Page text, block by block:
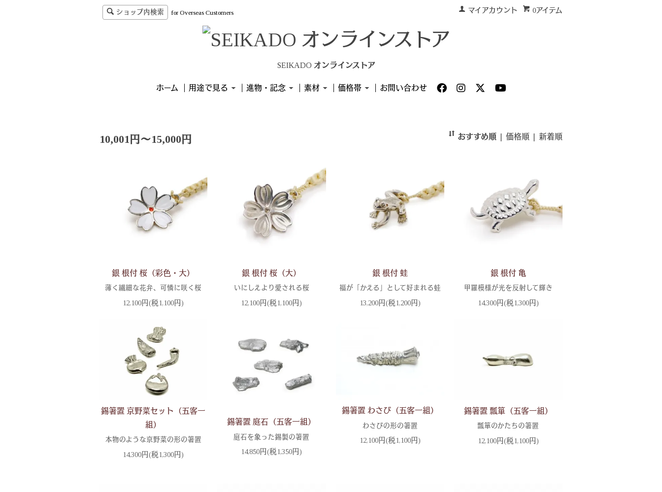
0アイテム
マイアカウント
ショップ内検索 for Overseas Customers
SEIKADO オンラインストア
ホーム 用途で見る 進物・記念 素材 価格帯 お問い合わせ
10,001円～15,000円 おすすめ順 価格順 新着順
銀 根付 桜（彩色・大）
薄く繊細な花弁、可憐に咲く桜
12,100円(税1,100円)
銀 根付 桜（大）
いにしえより愛される桜
12,100円(税1,100円)
銀 根付 蛙
福が「かえる」として好まれる蛙
13,200円(税1,200円)
銀 根付 亀
甲羅模様が光を反射して輝き
14,300円(税1,300円)
錫箸置 京野菜セット（五客一
組）
本物のような京野菜の形の箸置
14,300円(税1,300円)
錫箸置 庭石（五客一組）
庭石を象った錫製の箸置
14,850円(税1,350円)
錫箸置 わさび（五客一組）
わさびの形の箸置
12,100円(税1,100円)
錫箸置 瓢箪（五客一組）
瓢箪のかたちの箸置
12,100円(税1,100円)